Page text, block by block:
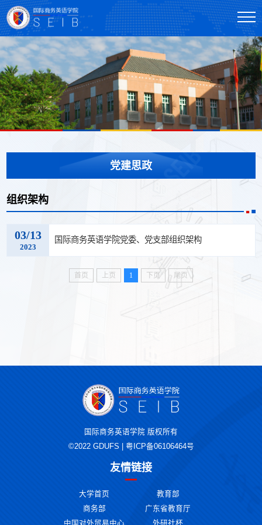
党建思政
组织架构
03/13
2023
国际商务英语学院党委、党支部组织架构
首页 上页 1 下页 尾页
国际商务英语学院 版权所有
©2022 GDUFS | 粤ICP备06106464号
友情链接
大学首页
教育部
商务部
广东省教育厅
中国对外贸易中心
外研社杯